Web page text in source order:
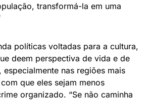
transformá-la em uma
políticas voltadas para a cultura,
deem perspectiva de vida e de
especialmente nas regiões mais
que eles sejam menos
organizado. “Se não caminha